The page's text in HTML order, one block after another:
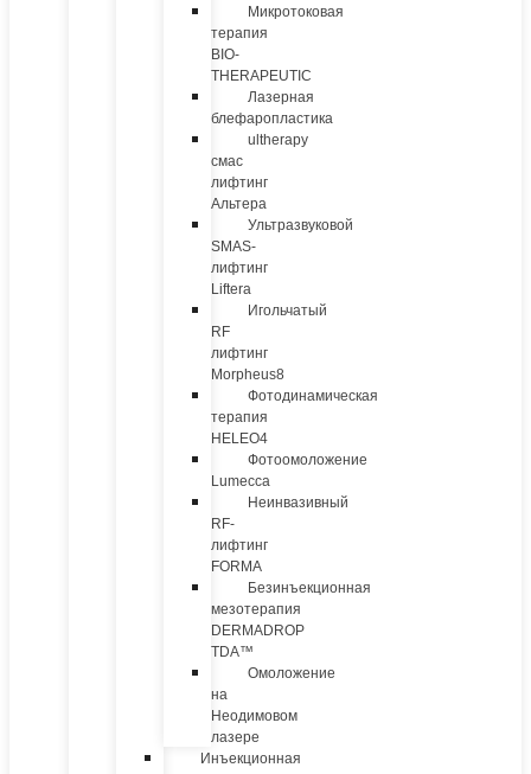
Микротоковая
терапия
BIO-
THERAPEUTIC
Лазерная
блефаропластика
ultherapy
смас
лифтинг
Альтера
Ультразвуковой
SMAS-
лифтинг
Liftera
Игольчатый
RF
лифтинг
Morpheus8
Фотодинамическая
терапия
HELEO4
Фотоомоложение
Lumecca
Неинвазивный
RF-
лифтинг
FORMA
Безинъекционная
мезотерапия
DERMADROP
TDA™
Омоложение
на
Неодимовом
лазере
Инъекционная